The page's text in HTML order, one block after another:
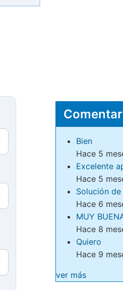
Bien
Hace 5
Excelente
Hace 5
Solución
Hace 6
MUY
Hace 8
Quiero
Hace 9
ver más